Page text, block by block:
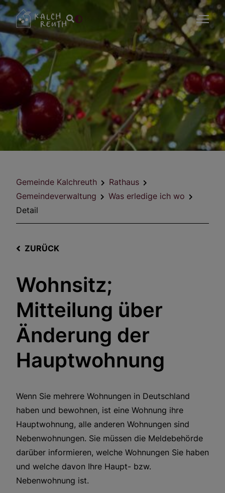
Gemeinde Kalchreuth
Rathaus
Gemeindeverwaltung
Was erledige ich wo
Detail
ZURÜCK
Wohnsitz;
Mitteilung über
Änderung der
Hauptwohnung
Wenn Sie mehrere Wohnungen in Deutschland
haben und bewohnen, ist eine Wohnung ihre
Hauptwohnung, alle anderen Wohnungen sind
Nebenwohnungen. Sie müssen die Meldebehörde
darüber informieren, welche Wohnungen Sie haben
und welche davon Ihre Haupt- bzw.
Nebenwohnung ist.